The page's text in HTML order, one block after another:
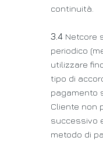
continuità.
3.4 Netcore
periodico
utilizzare
tipo di
pagamento
Cliente non
successivo
metodo di